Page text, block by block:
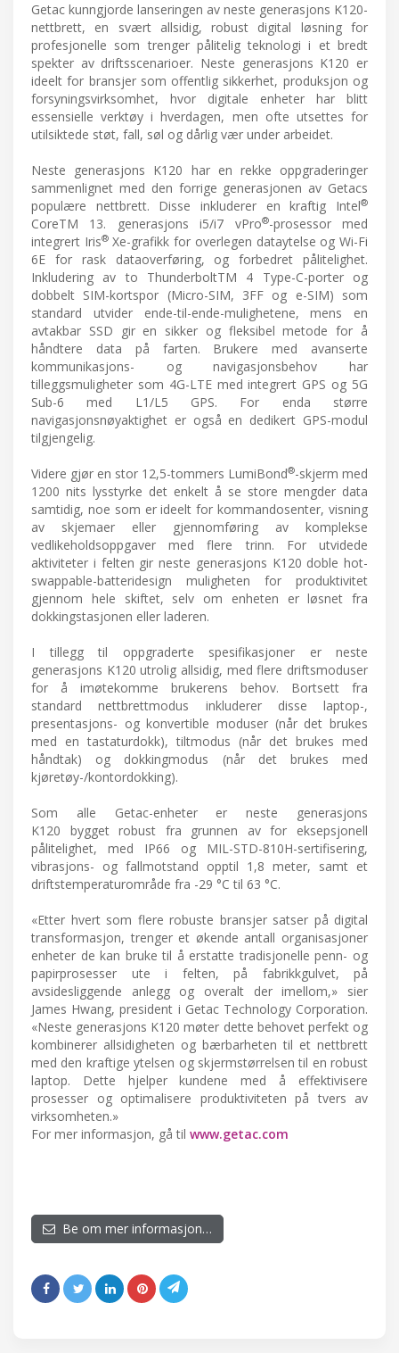
Getac kunngjorde lanseringen av neste generasjons K120-
nettbrett, en svært allsidig, robust digital løsning for
profesjonelle som trenger pålitelig teknologi i et bredt
spekter av driftsscenarioer. Neste generasjons K120 er
ideelt for bransjer som offentlig sikkerhet, produksjon og
forsyningsvirksomhet, hvor digitale enheter har blitt
essensielle verktøy i hverdagen, men ofte utsettes for
utilsiktede støt, fall, søl og dårlig vær under arbeidet.
Neste generasjons K120 har en rekke oppgraderinger
sammenlignet med den forrige generasjonen av Getacs
populære nettbrett. Disse inkluderer en kraftig Intel®
CoreTM 13. generasjons i5/i7 vPro®-prosessor med
integrert Iris®Xe-grafikk for overlegen dataytelse og Wi-Fi
6E for rask dataoverføring, og forbedret pålitelighet.
Inkludering av to ThunderboltTM 4 Type-C-porter og
dobbelt SIM-kortspor (Micro-SIM, 3FF og e-SIM) som
standard utvider ende-til-ende-mulighetene, mens en
avtakbar SSD gir en sikker og fleksibel metode for å
håndtere data på farten. Brukere med avanserte
kommunikasjons- og navigasjonsbehov har
tilleggsmuligheter som 4G-LTE med integrert GPS og 5G
Sub-6 med L1/L5 GPS. For enda større
navigasjonsnøyaktighet er også en dedikert GPS-modul
tilgjengelig.
Videre gjør en stor 12,5-tommers LumiBond®-skjerm med
1200 nits lysstyrke det enkelt å se store mengder data
samtidig, noe som er ideelt for kommandosenter, visning
av skjemaer eller gjennomføring av komplekse
vedlikeholdsoppgaver med flere trinn. For utvidede
aktiviteter i felten gir neste generasjons K120 doble hot-
swappable-batteridesign muligheten for produktivitet
gjennom hele skiftet, selv om enheten er løsnet fra
dokkingstasjonen eller laderen.
I tillegg til oppgraderte spesifikasjoner er neste
generasjons K120 utrolig allsidig, med flere driftsmoduser
for å imøtekomme brukerens behov. Bortsett fra
standard nettbrettmodus inkluderer disse laptop-,
presentasjons- og konvertible moduser (når det brukes
med en tastaturdokk), tiltmodus (når det brukes med
håndtak) og dokkingmodus (når det brukes med
kjøretøy-/kontordokking).
Som alle Getac-enheter er neste generasjons
K120 bygget robust fra grunnen av for eksepsjonell
pålitelighet, med IP66 og MIL-STD-810H-sertifisering,
vibrasjons- og fallmotstand opptil 1,8 meter, samt et
driftstemperaturområde fra -29 °C til 63 °C.
«Etter hvert som flere robuste bransjer satser på digital
transformasjon, trenger et økende antall organisasjoner
enheter de kan bruke til å erstatte tradisjonelle penn- og
papirprosesser ute i felten, på fabrikkgulvet, på
avsidesliggende anlegg og overalt der imellom,» sier
James Hwang, president i Getac Technology Corporation.
«Neste generasjons K120 møter dette behovet perfekt og
kombinerer allsidigheten og bærbarheten til et nettbrett
med den kraftige ytelsen og skjermstørrelsen til en robust
laptop. Dette hjelper kundene med å effektivisere
prosesser og optimalisere produktiviteten på tvers av
virksomheten.»
For mer informasjon, gå til www.getac.com
Be om mer informasjon…